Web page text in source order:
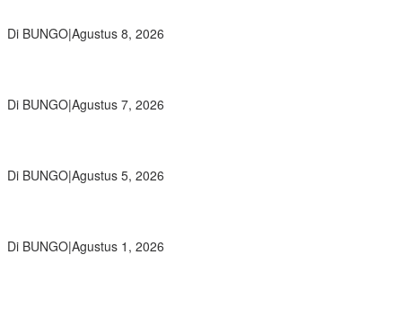
Di BUNGO|Agustus 8, 2026
Di BUNGO|Agustus 7, 2026
Di BUNGO|Agustus 5, 2026
Di BUNGO|Agustus 1, 2026